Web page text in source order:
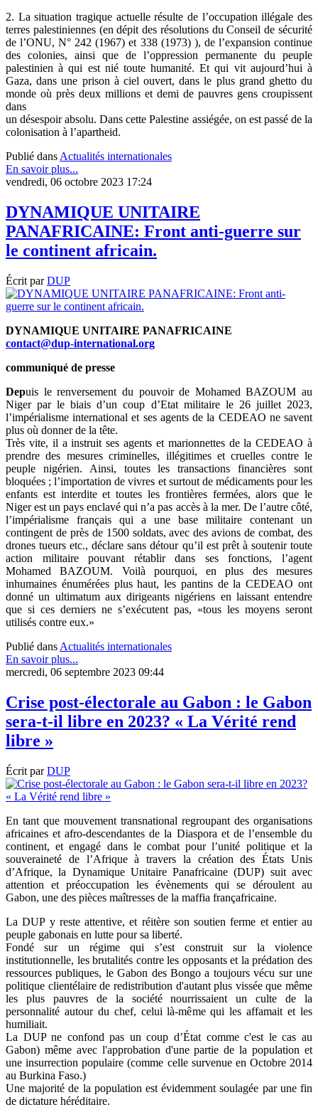
2. La situation tragique actuelle résulte de l’occupation illégale des
terres palestiniennes (en dépit des résolutions du Conseil de sécurité
de l’ONU, N° 242 (1967) et 338 (1973) ), de l’expansion continue
des colonies, ainsi que de l’oppression permanente du peuple
palestinien à qui est nié toute humanité. Et qui vit aujourd’hui à
Gaza, dans une prison à ciel ouvert, dans le plus grand ghetto du
monde où près deux millions et demi de pauvres gens croupissent
dans
un désespoir absolu. Dans cette Palestine assiégée, on est passé de la
colonisation à l’apartheid.
Publié dans Actualités internationales
En savoir plus...
vendredi, 06 octobre 2023 17:24
DYNAMIQUE UNITAIRE
PANAFRICAINE: Front anti-guerre sur
le continent africain.
Écrit parDUP
DYNAMIQUE UNITAIRE PANAFRICAINE
contact@dup-international.org
communiqué de presse
Depuis le renversement du pouvoir de Mohamed BAZOUM au
Niger par le biais d’un coup d’Etat militaire le 26 juillet 2023,
l’impérialisme international et ses agents de la CEDEAO ne savent
plus où donner de la tête.
Très vite, il a instruit ses agents et marionnettes de la CEDEAO à
prendre des mesures criminelles, illégitimes et cruelles contre le
peuple nigérien. Ainsi, toutes les transactions financières sont
bloquées ; l’importation de vivres et surtout de médicaments pour les
enfants est interdite et toutes les frontières fermées, alors que le
Niger est un pays enclavé qui n’a pas accès à la mer. De l’autre côté,
l’impérialisme français qui a une base militaire contenant un
contingent de près de 1500 soldats, avec des avions de combat, des
drones tueurs etc., déclare sans détour qu’il est prêt à soutenir toute
action militaire pouvant rétablir dans ses fonctions, l’agent
Mohamed BAZOUM. Voilà pourquoi, en plus des mesures
inhumaines énumérées plus haut, les pantins de la CEDEAO ont
donné un ultimatum aux dirigeants nigériens en laissant entendre
que si ces derniers ne s’exécutent pas, «tous les moyens seront
utilisés contre eux.»
Publié dans Actualités internationales
En savoir plus...
mercredi, 06 septembre 2023 09:44
Crise post-électorale au Gabon : le Gabon
sera-t-il libre en 2023? « La Vérité rend
libre »
Écrit parDUP
En tant que mouvement transnational regroupant des organisations
africaines et afro-descendantes de la Diaspora et de l’ensemble du
continent, et engagé dans le combat pour l’unité politique et la
souveraineté de l’Afrique à travers la création des États Unis
d’Afrique, la Dynamique Unitaire Panafricaine (DUP) suit avec
attention et préoccupation les évènements qui se déroulent au
Gabon, une des pièces maîtresses de la maffia françafricaine.
La DUP y reste attentive, et réitère son soutien ferme et entier au
peuple gabonais en lutte pour sa liberté.
Fondé sur un régime qui s’est construit sur la violence
institutionnelle, les brutalités contre les opposants et la prédation des
ressources publiques, le Gabon des Bongo a toujours vécu sur une
politique clientélaire de redistribution d'autant plus vissée que même
les plus pauvres de la société nourrissaient un culte de la
personnalité autour du chef, celui là-même qui les affamait et les
humiliait.
La DUP ne confond pas un coup d’État comme c'est le cas au
Gabon) même avec l'approbation d'une partie de la population et
une insurrection populaire (comme celle survenue en Octobre 2014
au Burkina Faso.)
Une majorité de la population est évidemment soulagée par une fin
de dictature héréditaire.